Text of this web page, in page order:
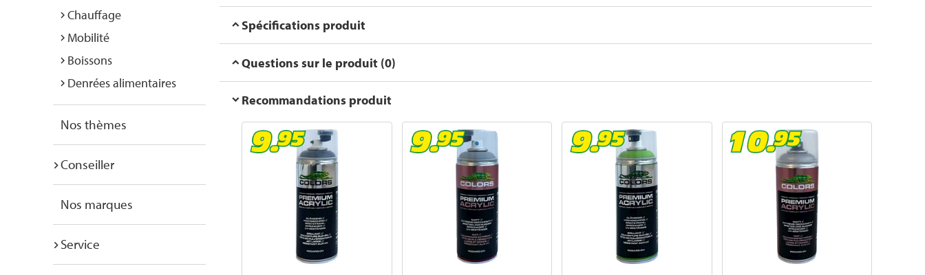
Chauffage
Mobilité
Boissons
Denrées alimentaires
Nos thèmes
Conseiller
Nos marques
Service
Spécifications produit
Questions sur le produit (0)
Recommandations produit